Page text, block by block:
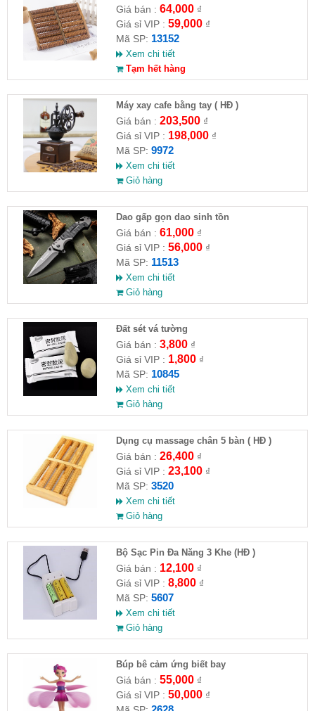
Giá bán : 64,000₫
Giá sỉ VIP : 59,000₫
Mã SP: 13152
Xem chi tiết
Tạm hết hàng
Máy xay cafe bằng tay ( HĐ )
Giá bán : 203,500₫
Giá sỉ VIP : 198,000₫
Mã SP: 9972
Xem chi tiết
Giỏ hàng
Dao gấp gọn dao sinh tồn
Giá bán : 61,000₫
Giá sỉ VIP : 56,000₫
Mã SP: 11513
Xem chi tiết
Giỏ hàng
Đất sét vá tường
Giá bán : 3,800₫
Giá sỉ VIP : 1,800₫
Mã SP: 10845
Xem chi tiết
Giỏ hàng
Dụng cụ massage chân 5 bàn ( HĐ )
Giá bán : 26,400₫
Giá sỉ VIP : 23,100₫
Mã SP: 3520
Xem chi tiết
Giỏ hàng
Bộ Sạc Pin Đa Năng 3 Khe (HĐ )
Giá bán : 12,100₫
Giá sỉ VIP : 8,800₫
Mã SP: 5607
Xem chi tiết
Giỏ hàng
​Búp bê cảm ứng biết bay
Giá bán : 55,000₫
Giá sỉ VIP : 50,000₫